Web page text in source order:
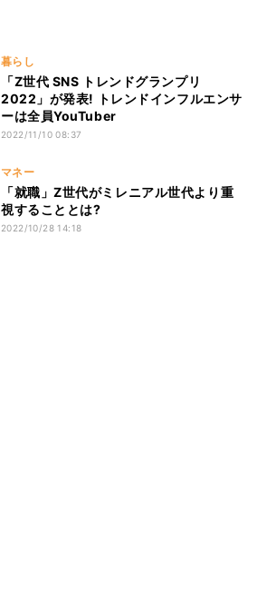
暮らし
「Z世代 SNS トレンドグランプリ
2022」が発表! トレンドインフルエンサ
ーは全員YouTuber
2022/11/10 08:37
マネー
「就職」Z世代がミレニアル世代より重
視することとは?
2022/10/28 14:18